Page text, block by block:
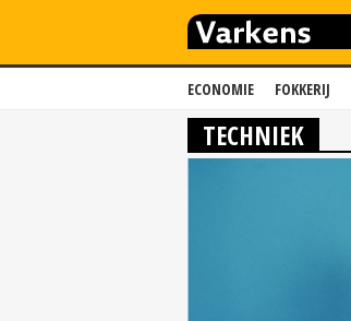
ECONOMIE FOKKERIJ
TECHNIEK